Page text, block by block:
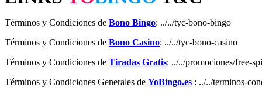
Términos y Condiciones de Bono Bingo: ../../tyc-bono-bingo
Términos y Condiciones de Bono Casino: ../../tyc-bono-casino
Términos y Condiciones de Tiradas Gratis: ../../promociones/free-
Términos y Condiciones Generales de YoBingo.es : ../../terminos-